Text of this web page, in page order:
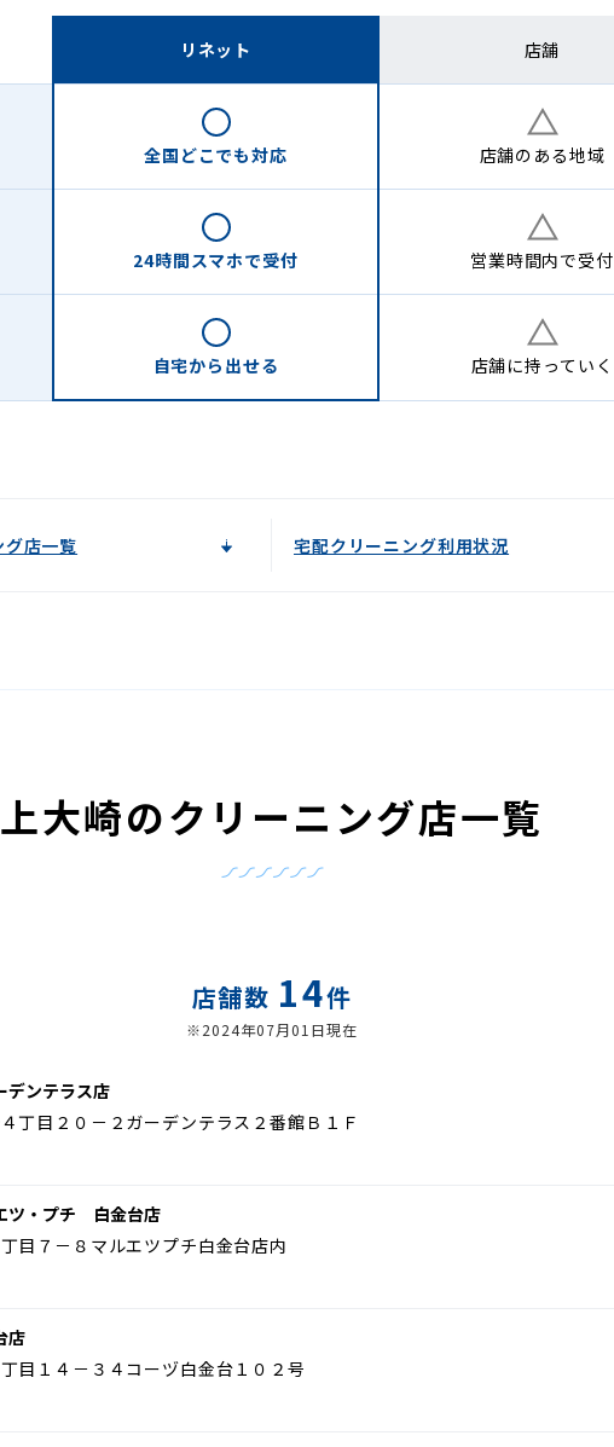
リネット 店舗
全国どこでも対応 店舗の ある地域
24時間スマホで受付 営業時間内で受付
自宅から 出せる 店舗に持っていく
店一覧 宅配クリーニング利用状況
上大崎のクリーニング店一覧
店舗数 14件
※2024年07月01日現在
ンテラス店
丁目２０－２ガーデンテラス２番館Ｂ１Ｆ
ツ・プチ 白金台店
目７－８マルエツプチ白金台店内
店
目１４－３４コーヅ白金台１０２号